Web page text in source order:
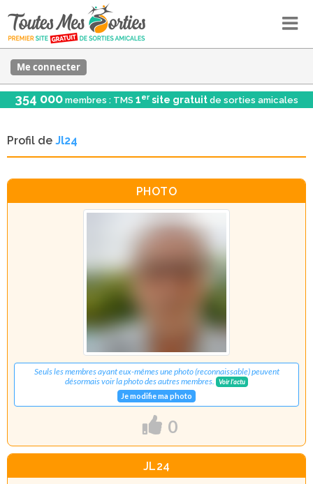
Me connecter
354 000 membres : TMS 1er site gratuit de sorties amicales
Profil de Jl24
PHOTO
Seuls les membres ayant eux-mêmes une photo (reconnaissable) peuvent
désormais voir la photo des autres membres.
Voir l'actu
Je modifie ma photo
0
JL24